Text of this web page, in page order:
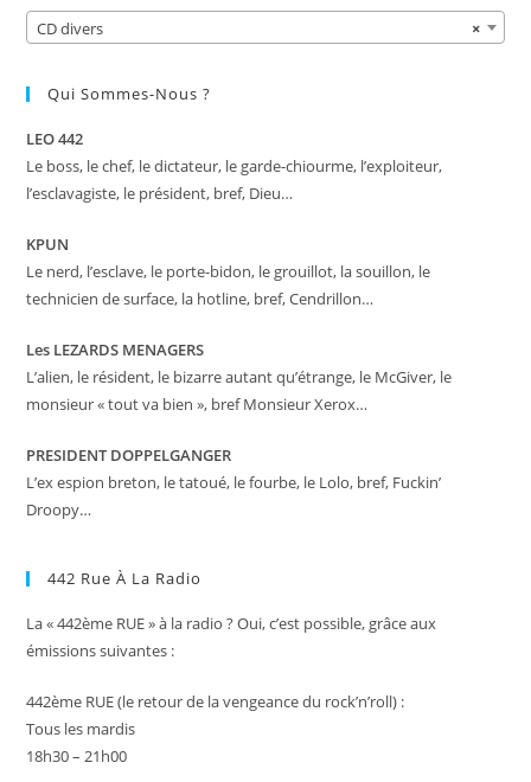
×
CD divers
Qui Sommes-Nous ?
LEO 442
Le boss, le chef, le dictateur, le garde-chiourme, l’exploiteur,
l’esclavagiste, le président, bref, Dieu…
KPUN
Le nerd, l’esclave, le porte-bidon, le grouillot, la souillon, le
technicien de surface, la hotline, bref, Cendrillon…
Les LEZARDS MENAGERS
L’alien, le résident, le bizarre autant qu’étrange, le McGiver, le
monsieur « tout va bien », bref Monsieur Xerox…
PRESIDENT DOPPELGANGER
L’ex espion breton, le tatoué, le fourbe, le Lolo, bref, Fuckin’
Droopy…
442 Rue À La Radio
La « 442ème RUE » à la radio ? Oui, c’est possible, grâce aux
émissions suivantes :
442ème RUE (le retour de la vengeance du rock’n’roll) :
Tous les mardis
18h30 – 21h00